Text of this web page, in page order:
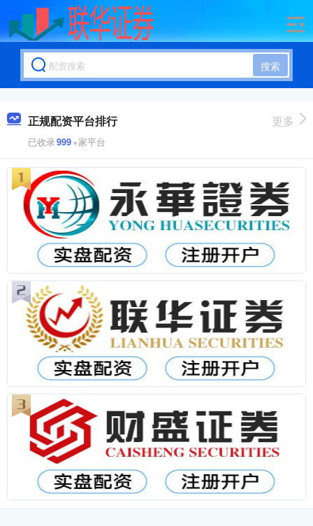
搜索
正规配资平台排行
已收录999+家平台
更多